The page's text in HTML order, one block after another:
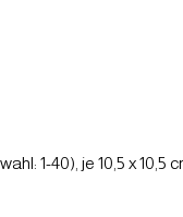
1-40), je 10,5 x 10,5